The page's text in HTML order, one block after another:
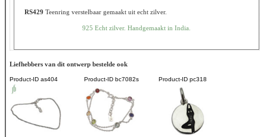
RS429 Teenring verstelbaar gemaakt uit echt zilver.
925 Echt zilver. Handgemaakt in India.
Liefhebbers van dit ontwerp bestelde ook
Product-ID as404 Product-ID bc7082s Product-ID pc318